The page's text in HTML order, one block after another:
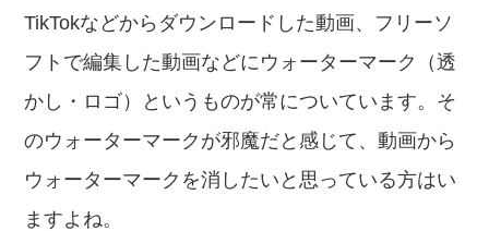
TikTokなどからダウンロードした動画、フリーソ
フトで編集した動画などにウォーターマーク（透
かし・ロゴ）というものが常についています。そ
のウォーターマークが邪魔だと感じて、動画から
ウォーターマークを消したいと思っている方はい
ますよね。